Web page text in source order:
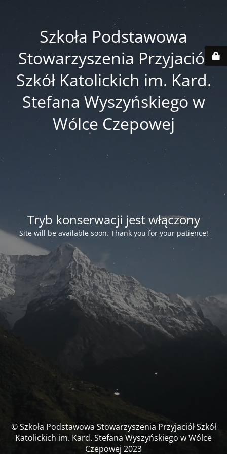
Szkoła Podstawowa
Stowarzyszenia Przyjaciół
Szkół Katolickich im. Kard.
Stefana Wyszyńskiego w
Wólce Czepowej
Tryb konserwacji jest włączony
Site will be available soon. Thank you for your patience!
© Szkoła Podstawowa Stowarzyszenia Przyjaciół Szkół
Katolickich im. Kard. Stefana Wyszyńskiego w Wólce
Czepowej 2023